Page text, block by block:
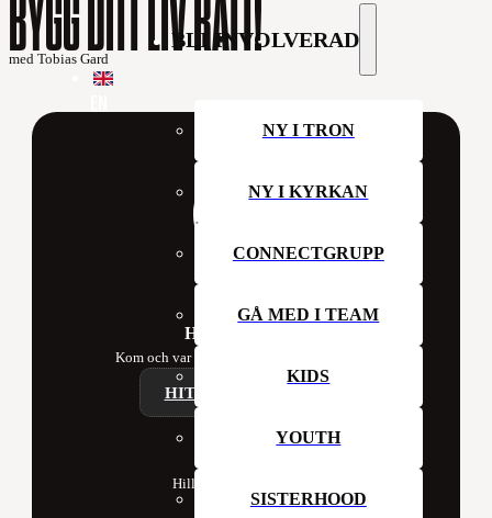
BLI INVOLVERAD
NY I TRON
NY I KYRKAN
CONNECTGRUPP
GÅ MED I TEAM
KIDS
YOUTH
SISTERHOOD
BYGG DITT LIV RÄTT!
med Tobias Gard
Hillsong Sweden
Kom och var med oss i kyrkan denna vecka!
HITTA ETT CAMPUS
Hillsong Church Sweden
Box 41